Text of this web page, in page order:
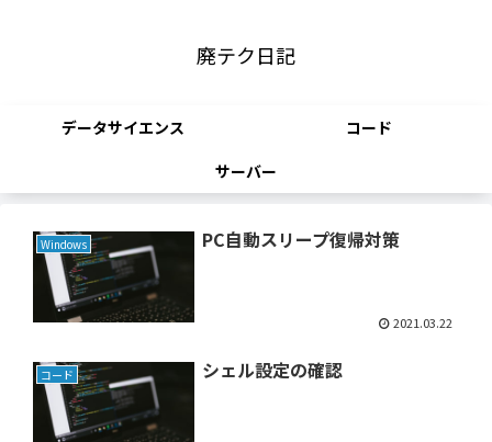
廃テク日記
データサイエンス
コード
サーバー
Windows PC自動スリープ復帰対策
2021.03.22
コード シェル設定の確認